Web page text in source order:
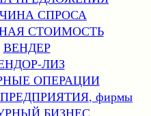
СПРОСА
СТОИМОСТЬ
ВЕНДЕР
ЛИЗ
ОПЕРАЦИИ
фирмы
БИЗНЕС